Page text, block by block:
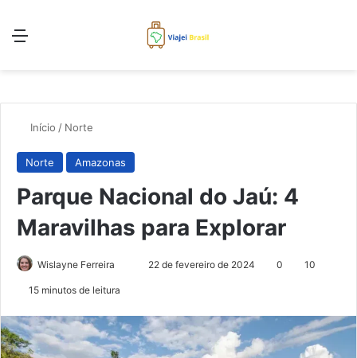
Menu
Início / Norte
Norte Amazonas
Parque Nacional do Jaú: 4
Maravilhas para Explorar
Wislayne Ferreira
Mande
mail
22 de fevereiro de 2024 0 10
15 minutos de leitura